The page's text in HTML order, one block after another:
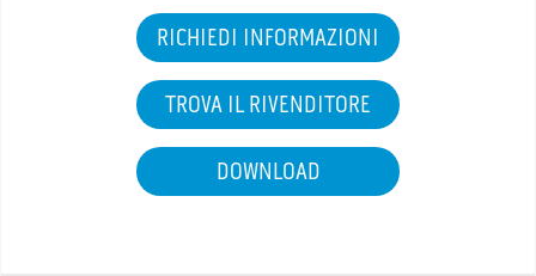
RICHIEDI INFORMAZIONI
TROVA IL RIVENDITORE
DOWNLOAD